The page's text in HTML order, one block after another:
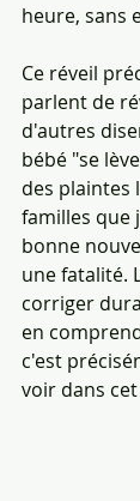
heure, sans
Ce réveil
parlent de
d'autres
bébé "se
des plaintes
familles que
bonne
une fatalité.
corriger
en
c'est
voir dans